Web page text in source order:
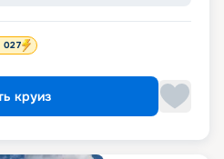
027
круиз